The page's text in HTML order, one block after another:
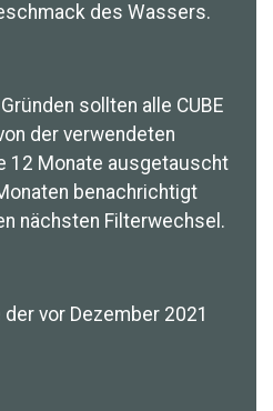
des Wassers.
sollten alle CUBE
der verwendeten
12 Monate ausgetauscht
benachrichtigt
nächsten Filterwechsel.
vor Dezember 2021